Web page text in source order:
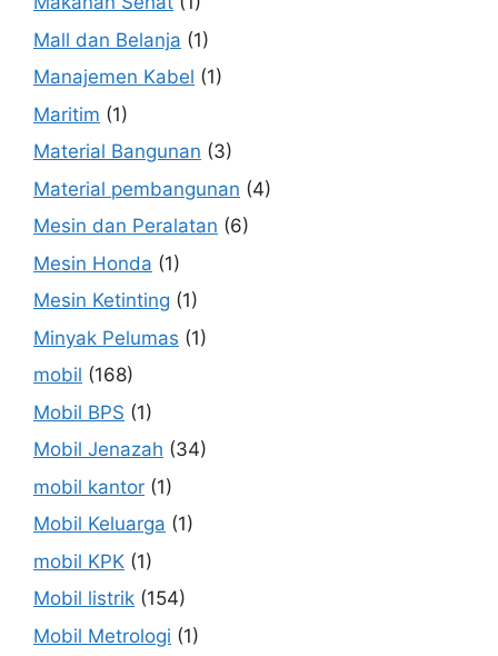
Mall dan Belanja (1)
Manajemen Kabel (1)
Maritim (1)
Material Bangunan (3)
Material pembangunan (4)
Mesin dan Peralatan (6)
Mesin Honda (1)
Mesin Ketinting (1)
Minyak Pelumas (1)
mobil (168)
Mobil BPS (1)
Mobil Jenazah (34)
mobil kantor (1)
Mobil Keluarga (1)
mobil KPK (1)
Mobil listrik (154)
Mobil Metrologi (1)